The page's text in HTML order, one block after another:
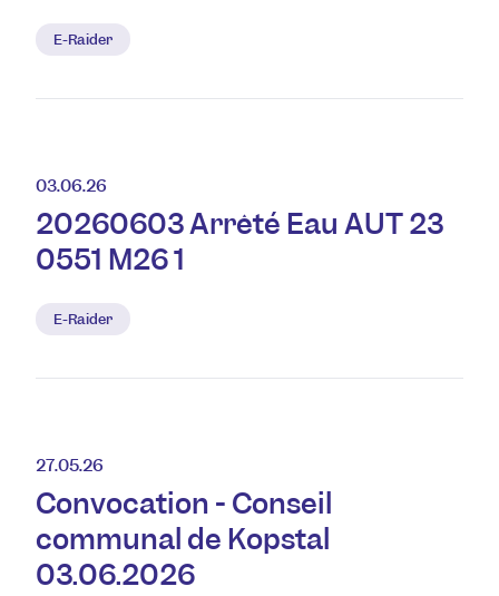
E-Raider
03.06.26
20260603 Arrêté Eau AUT 23
0551 M26 1
E-Raider
27.05.26
Convocation - Conseil
communal de Kopstal
03.06.2026